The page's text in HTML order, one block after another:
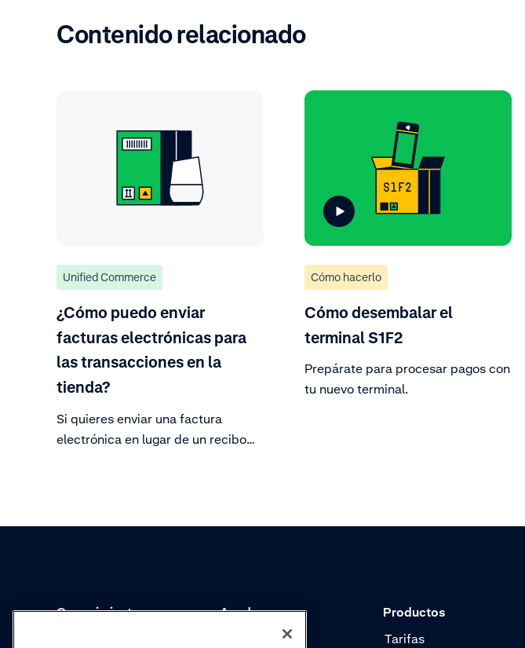
Contenido relacionado
Unified Commerce
¿Cómo puedo enviar
facturas electrónicas para
las transacciones en la
tienda?
Si quieres enviar una factura
electrónica en lugar de un recibo
Cómo hacerlo
Cómo desembalar el
terminal S1F2
Prepárate para procesar pagos con
tu nuevo terminal.
Conocimientos
Academy
Productos
Tarifas